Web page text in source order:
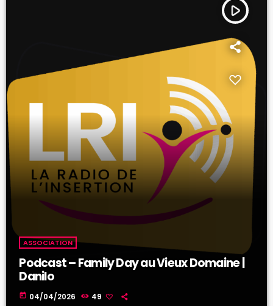
play_arrow
ASSOCIATION
Podcast – Family Day au Vieux Domaine |
Danilo
today 04/04/2026 49